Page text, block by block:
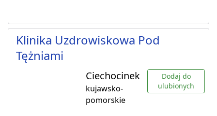
Klinika Uzdrowiskowa Pod
Tężniami
Ciechocinek
kujawsko-
pomorskie
Dodaj do
ulubionych